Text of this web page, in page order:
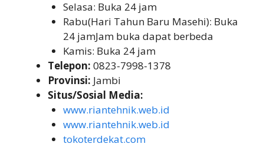
Selasa: Buka 24 jam
Rabu(Hari Tahun Baru Masehi): Buka
24 jamJam buka dapat berbeda
Kamis: Buka 24 jam
Telepon: 0823-7998-1378
Provinsi: Jambi
Situs/Sosial Media:
www.riantehnik.web.id
www.riantehnik.web.id
tokoterdekat.com